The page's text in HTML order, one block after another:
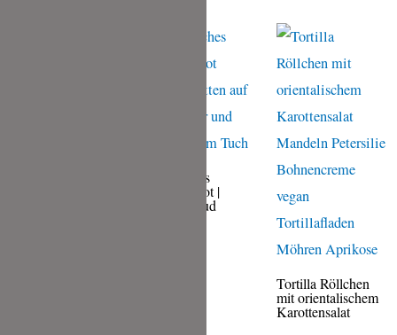
Isländisches
Kümmelbrot |
Kumenbraud
Tortilla Röllchen
mit orientalischem
Karottensalat